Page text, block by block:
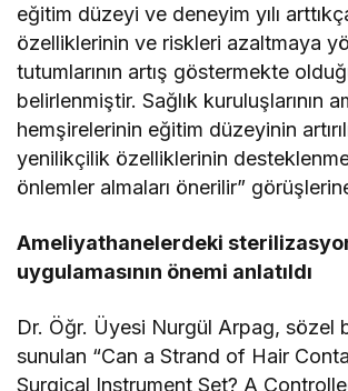
eğitim düzeyi ve deneyim yılı
özelliklerinin ve riskleri azaltmaya
tutumlarının artış göstermekte
belirlenmiştir. Sağlık kuruluşlarının
hemşirelerinin eğitim düzeyinin
yenilikçilik özelliklerinin
önlemler almaları önerilir”
Ameliyathanelerdeki
uygulamasının önemi anlatıldı
Dr. Öğr. Üyesi Nurgül Arpag, sözel
sunulan “Can a Strand of Hair
Surgical Instrument Set? A